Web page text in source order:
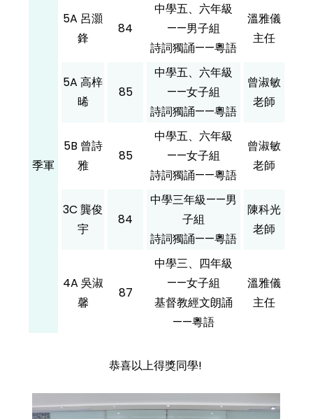
季軍
5A 呂灝
鋒
84
中學五、六年級
——男子組
詩詞獨誦——粵語
溫雅儀
主任
5A 高梓
晞
85
中學五、六年級
——女子組
詩詞獨誦——粵語
曾淑敏
老師
5B 曾詩
雅
85
中學五、六年級
——女子組
詩詞獨誦——粵語
曾淑敏
老師
3C 龔俊
宇
84
中學三年級——男
子組
詩詞獨誦——粵語
陳科光
老師
4A 吳淑
馨
87
中學三、四年級
——女子組
基督教經文朗誦
——粵語
溫雅儀
主任
恭喜以上得獎同學!